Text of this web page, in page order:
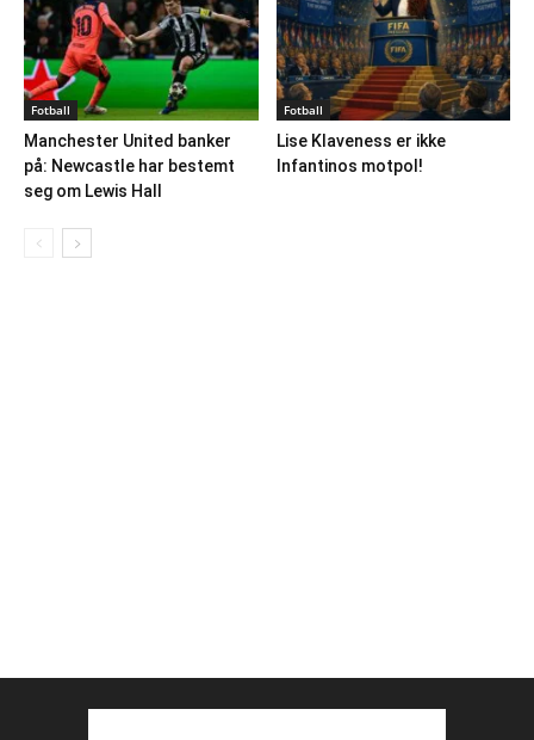
Fotball
Manchester United banker
på: Newcastle har bestemt
seg om Lewis Hall
Fotball
Lise Klaveness er ikke
Infantinos motpol!